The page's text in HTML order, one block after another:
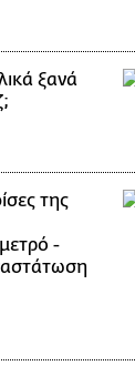
ξανά
της
-